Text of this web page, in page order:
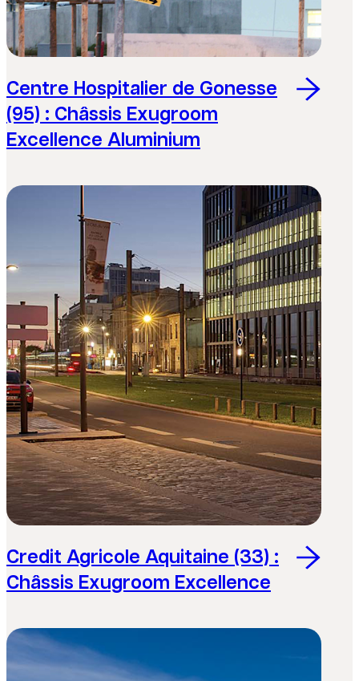
Centre Hospitalier de Gonesse
(95) : Châssis Exugroom
Excellence Aluminium
Credit Agricole Aquitaine (33) :
Châssis Exugroom Excellence